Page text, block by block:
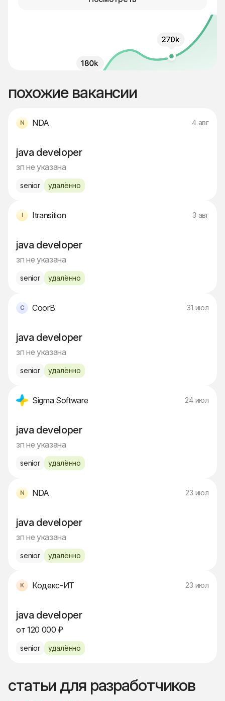
похожие вакансии
NDA 4 авг
java developer
зп не указана
senior удалённо
Itransition 3 авг
java developer
зп не указана
senior удалённо
CoorB 31 июл
java developer
зп не указана
senior удалённо
Sigma Software 24 июл
java developer
зп не указана
senior удалённо
NDA 23 июл
java developer
зп не указана
senior удалённо
Кодекс-ИТ 23 июл
java developer
от 120 000 ₽
senior удалённо
статьи для разработчиков